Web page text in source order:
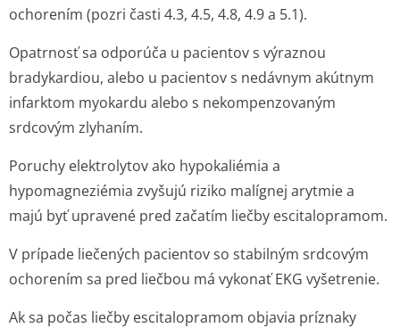
ochorením (pozri časti 4.3, 4.5, 4.8, 4.9 a 5.1).
Opatrnosť sa odporúča u pacientov s výraznou
bradykardiou, alebo u pacientov s nedávnym akútnym
infarktom myokardu alebo s nekompenzovaným
srdcovým zlyhaním.
Poruchy elektrolytov ako hypokaliémia a
hypomagneziémia zvyšujú riziko malígnej arytmie a
majú byť upravené pred začatím liečby escitalopramom.
V prípade liečených pacientov so stabilným srdcovým
ochorením sa pred liečbou má vykonať EKG vyšetrenie.
Ak sa počas liečby escitalopramom objavia príznaky